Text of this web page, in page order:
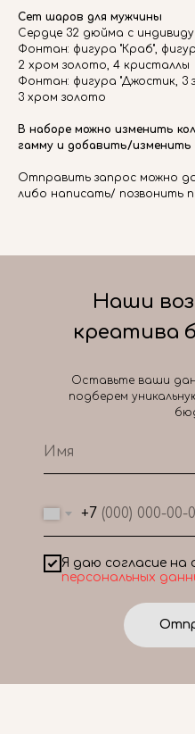
Сет шаров для мужчины
Сердце 32 дюйма с
Фонтан: фигура "Краб",
2 хром золото, 4 кристаллы
Фонтан: фигура "Джостик, 3
3 хром золото
В наборе можно изменить
гамму и добавить/изменить
Отправить запрос можно
либо написать/ позвонить
+7
Я даю согласие на
персональных
Наши
креатива
Оставьте ваши
подберем